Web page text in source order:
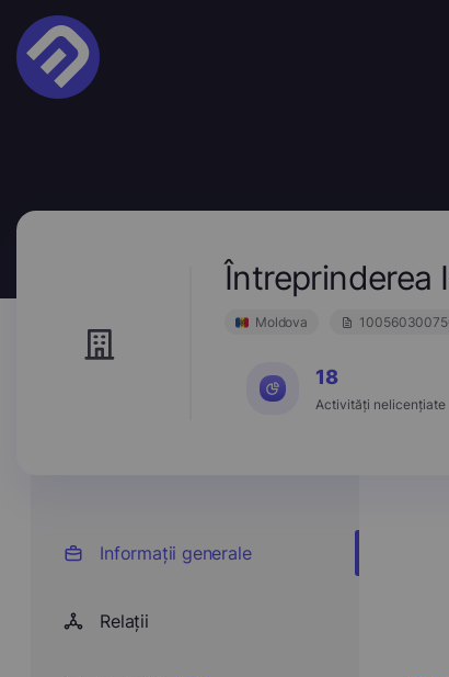
Întreprinderea
Moldova
18
Activități nelicențiate
Informații generale
Relații